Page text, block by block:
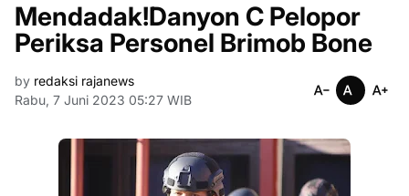
Mendadak!Danyon C Pelopor
Periksa Personel Brimob Bone
by redaksi rajanews
Rabu, 7 Juni 2023 05:27 WIB